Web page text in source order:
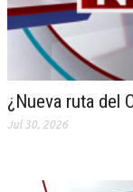
¿Nueva ruta del
Jul 30, 2026